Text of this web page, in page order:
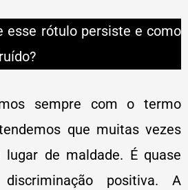
esse rótulo persiste e como
sempre com o termo
que muitas vezes
de maldade. É quase
positiva. A